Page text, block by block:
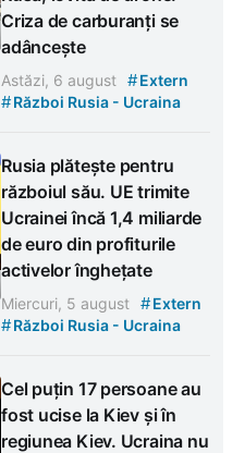
Criza de carburanți se
adâncește
Astăzi, 6 august #Extern
#Război Rusia - Ucraina
Rusia plătește pentru
războiul său. UE trimite
Ucrainei încă 1,4 miliarde
de euro din profiturile
activelor înghețate
Miercuri, 5 august #Extern
#Război Rusia - Ucraina
Cel puțin 17 persoane au
fost ucise la Kiev și în
regiunea Kiev. Ucraina nu